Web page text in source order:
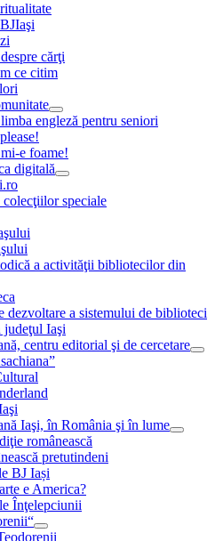
cărţi
ce citim
engleză pentru seniori
e foame!
digitală
speciale
a activităţii bibliotecilor din
dezvoltare a sistemului de biblioteci
Iaşi
centru editorial şi de cercetare
Iaşi, în România şi în lume
românească
pretutindeni
BJ Iași
e America?
Înţelepciunii